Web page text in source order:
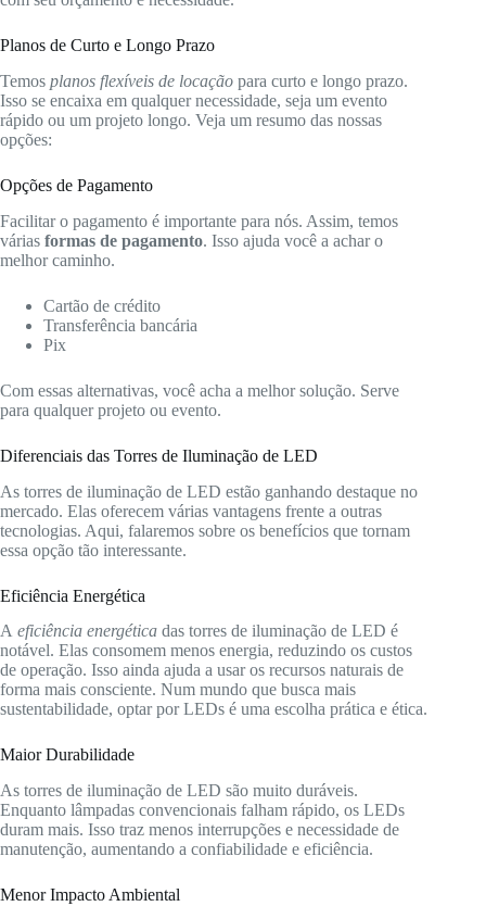
Planos de Curto e Longo Prazo
Temos planos flexíveis de locação para curto e longo prazo.
Isso se encaixa em qualquer necessidade, seja um evento
rápido ou um projeto longo. Veja um resumo das nossas
opções:
Opções de Pagamento
Facilitar o pagamento é importante para nós. Assim, temos
várias formas de pagamento. Isso ajuda você a achar o
melhor caminho.
Cartão de crédito
Transferência bancária
Pix
Com essas alternativas, você acha a melhor solução. Serve
para qualquer projeto ou evento.
Diferenciais das Torres de Iluminação de LED
As torres de iluminação de LED estão ganhando destaque no
mercado. Elas oferecem várias vantagens frente a outras
tecnologias. Aqui, falaremos sobre os benefícios que tornam
essa opção tão interessante.
Eficiência Energética
A eficiência energética das torres de iluminação de LED é
notável. Elas consomem menos energia, reduzindo os custos
de operação. Isso ainda ajuda a usar os recursos naturais de
forma mais consciente. Num mundo que busca mais
sustentabilidade, optar por LEDs é uma escolha prática e ética.
Maior Durabilidade
As torres de iluminação de LED são muito duráveis.
Enquanto lâmpadas convencionais falham rápido, os LEDs
duram mais. Isso traz menos interrupções e necessidade de
manutenção, aumentando a confiabilidade e eficiência.
Menor Impacto Ambiental